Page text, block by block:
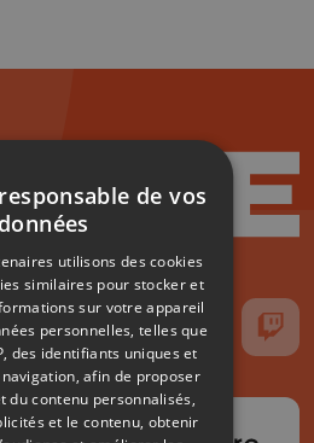
sur Instagram
Suivez-nous sur TikTok
Suivez-nous sur YouTube
Suivez-nous
de vos
données
utilisons des cookies
similaires pour stocker et
sur votre appareil
personnelles, telles que
des identifiants uniques et
afin de proposer
du contenu personnalisés,
et le contenu, obtenir